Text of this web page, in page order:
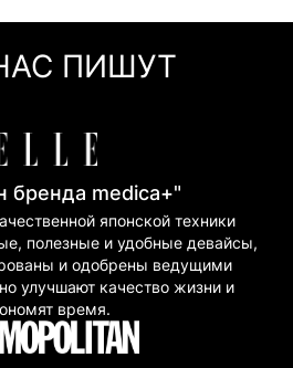
Банк)ПИШУТ
бренда medica+"
японской техники
полезные и удобные девайсы,
и одобрены ведущими
улучшают качество жизни и
время.